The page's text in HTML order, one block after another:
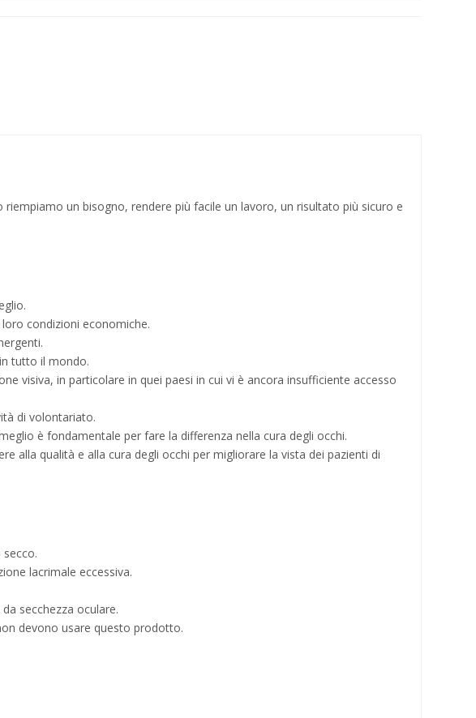
un bisogno, rendere più facile un lavoro, un risultato più sicuro e
condizioni economiche.
tutto il mondo.
visiva, in particolare in quei paesi in cui vi è ancora insufficiente accesso
di volontariato.
è fondamentale per fare la differenza nella cura degli occhi.
alla qualità e alla cura degli occhi per migliorare la vista dei pazienti di
lacrimale eccessiva.
secchezza oculare.
devono usare questo prodotto.